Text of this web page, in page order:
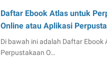
Daftar Ebook Atlas untuk
Online atau Aplikasi
Di bawah ini adalah Daftar Ebook
Perpustakaan O…